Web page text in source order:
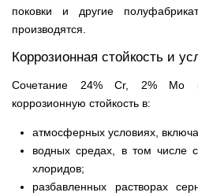
поковки и другие
производятся.
Коррозионная стойкость и
Сочетание 24% Cr, 2% Mo
коррозионную стойкость в:
атмосферных условиях,
водных средах, в том числе
хлоридов;
разбавленных растворах